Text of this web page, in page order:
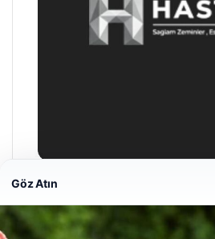
28/04/2026
Göz Atın